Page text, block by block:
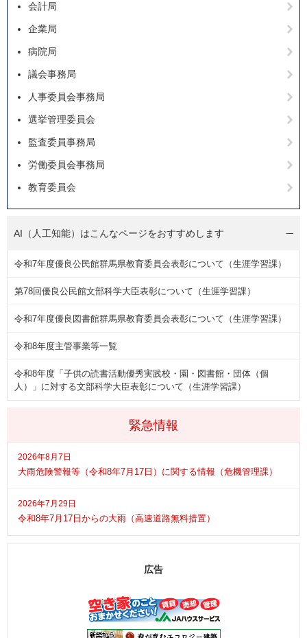
緊急情報
2026年8月7日
大雨危険警報等（令和8年7月17日）に関する情報（危機管理課）
2026年7月29日
令和8年7月17日からの大雨（高速道路無料措置）
会計局
企業局
病院局
議会事務局
人事委員会事務局
選挙管理委員会
監査委員事務局
労働委員会事務局
教育委員会
AI（人工知能）はこんなページをおすすめします
令和7年度優良公民館群馬県教育委員会表彰について（生涯学習課）
第78回優良公民館文部科学大臣表彰について（生涯学習課）
令和7年度優良図書館群馬県教育委員会表彰について（生涯学習課）
令和8年度主管事業等一覧
令和8年度「子供の読書活動優秀実践校・園・図書館・団体（個
人）」に対する文部科学大臣表彰について（生涯学習課）
広告